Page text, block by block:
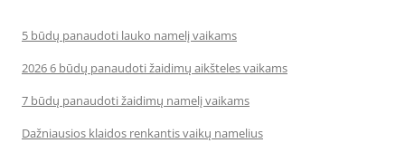
5 būdų panaudoti lauko namelį vaikams
2026 6 būdų panaudoti žaidimų aikšteles vaikams
7 būdų panaudoti žaidimų namelį vaikams
Dažniausios klaidos renkantis vaikų namelius